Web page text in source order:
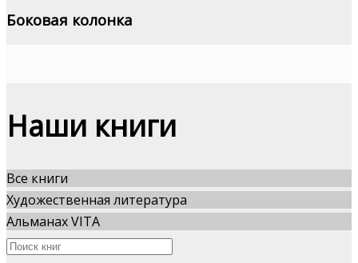
Боковая колонка
Наши книги
Все книги
Художественная литература
Альманах VITA